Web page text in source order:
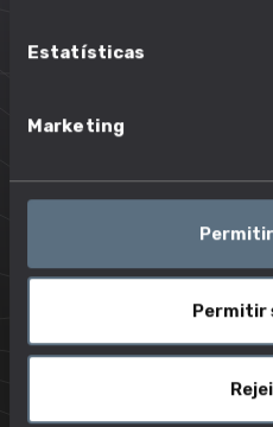
Estatísticas
Marketing
Permitir
produtos
Manter e limpar
da exploração
Monitorizar atividade
de animais a criar
Organizar a venda e
Recrutar